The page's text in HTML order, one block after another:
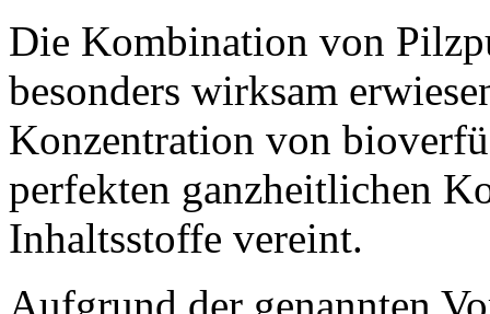
Die Kombination von
besonders wirksam
Konzentration von
perfekten ganzheitlichen
Inhaltsstoffe vereint.
Aufgrund der genannten